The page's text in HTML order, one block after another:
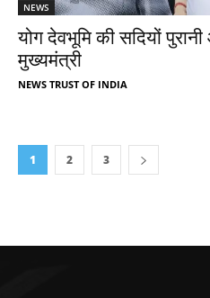
NEWS
योग देवभूमि की सदियों
मुख्यमंत्री
NEWS TRUST OF INDIA
1 2 3